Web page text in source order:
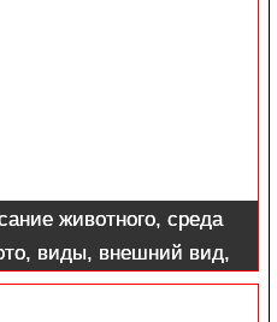
животного, среда
виды, внешний вид,
факты